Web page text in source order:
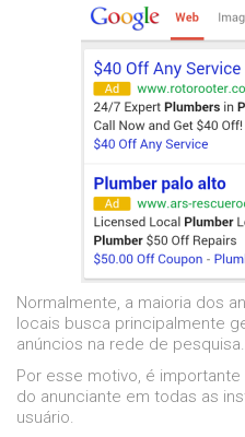
Normalmente, a maioria dos
locais busca principalmente
anúncios na rede de pesquisa.
Por esse motivo, é
do anunciante em todas as
usuário.